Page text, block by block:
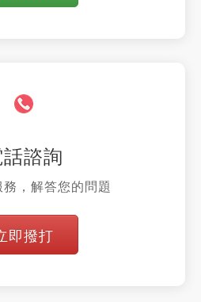
諮詢
，解答您的問題
即撥打